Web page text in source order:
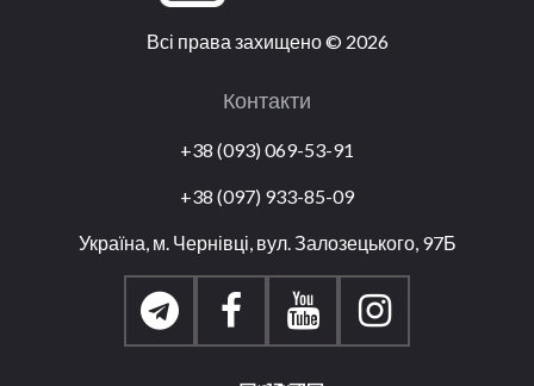
Всі права захищено© 2026
Контакти
+38 (093) 069-53-91
+38 (097) 933-85-09
Україна, м. Чернівці, вул. Залозецького, 97Б